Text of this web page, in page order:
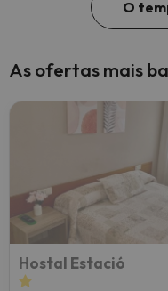
O
As ofertas mais
Hostal Estació